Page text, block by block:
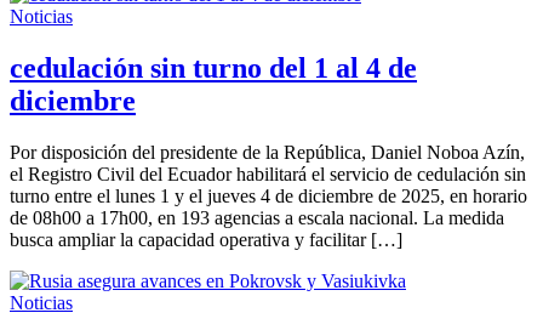
Noticias
cedulación sin turno del 1 al 4 de
diciembre
Por disposición del presidente de la República, Daniel Noboa Azín,
el Registro Civil del Ecuador habilitará el servicio de cedulación sin
turno entre el lunes 1 y el jueves 4 de diciembre de 2025, en horario
de 08h00 a 17h00, en 193 agencias a escala nacional. La medida
busca ampliar la capacidad operativa y facilitar […]
Noticias